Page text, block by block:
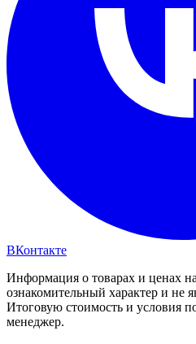
ВКонтакте
Информация о товарах и ценах
ознакомительный характер и не
Итоговую стоимость и условия
менеджер.